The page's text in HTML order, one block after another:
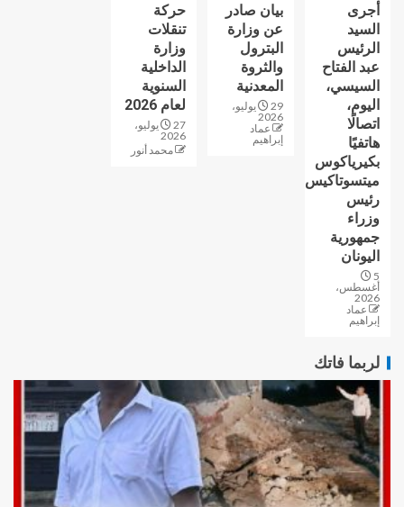
أجرى
السيد
الرئيس
عبد الفتاح
السيسي،
اليوم،
اتصالًا
هاتفيًا
بكيرياكوس
ميتسوتاكيس
رئيس
وزراء
جمهورية
اليونان
5
أغسطس،
2026
عماد
إبراهيم
بيان صادر
عن وزارة
البترول
والثروة
المعدنية
29 يوليو،
2026
عماد
إبراهيم
حركة
تنقلات
وزارة
الداخلية
السنوية
لعام 2026
27 يوليو،
2026
محمد أنور
لربما فاتك